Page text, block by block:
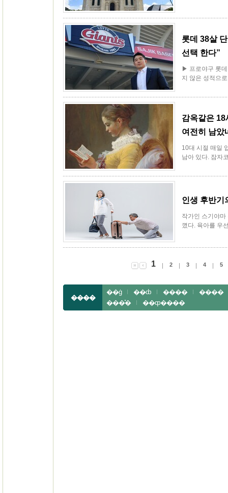
롯데 38살
선택 한다”
▶ 프로야구 롯데
지 않은 성적으
감옥같은 18
여전히 남았
10대 시절 매일
남아 있다. 잠자
인생 후반기
작가인 스기야
꼈다. 육아를 우
1 2 3 4 5
����
��ġ ��ȸ ����
����
���̽�
��ȹ����